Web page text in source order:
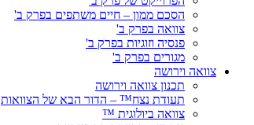
הסכם ממון – חיים משתפים בפרק ב'
צוואה בפרק ב'
פנסיה וזוגיות בפרק ב'
מגורים בפרק ב'
צוואה וירושה
תכנון צוואה וירושה
תעודת נצח™ – הדור הבא של הצוואות
צוואה ביולוגית ™